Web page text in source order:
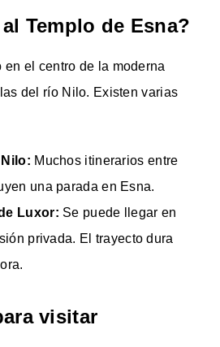
Templo de Esna?
en el centro de la moderna
del río Nilo. Existen varias
Muchos itinerarios entre
una parada en Esna.
Luxor: Se puede llegar en
privada. El trayecto dura
visitar